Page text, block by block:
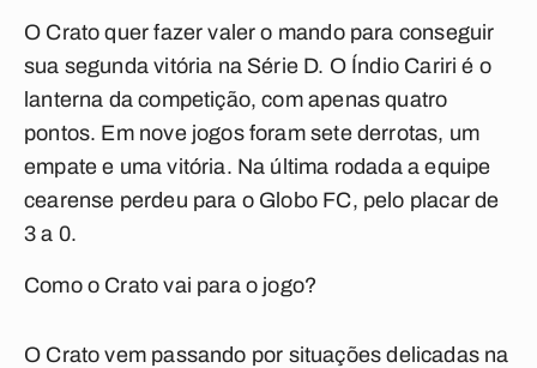
O Crato quer fazer valer o mando para conseguir
sua segunda vitória na Série D. O Índio Cariri é o
lanterna da competição, com apenas quatro
pontos. Em nove jogos foram sete derrotas, um
empate e uma vitória. Na última rodada a equipe
cearense perdeu para o Globo FC, pelo placar de
3 a 0.
Como o Crato vai para o jogo?
O Crato vem passando por situações delicadas na